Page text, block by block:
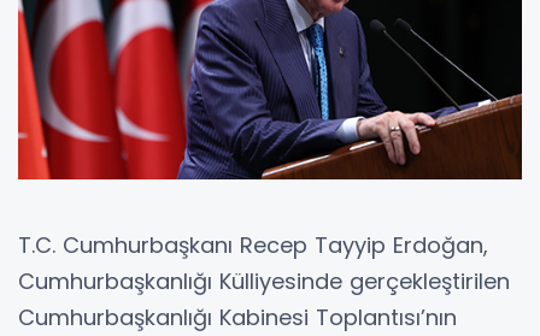
T.C. Cumhurbaşkanı Recep Tayyip Erdoğan,
Cumhurbaşkanlığı Külliyesinde gerçekleştirilen
Cumhurbaşkanlığı Kabinesi Toplantısı’nın